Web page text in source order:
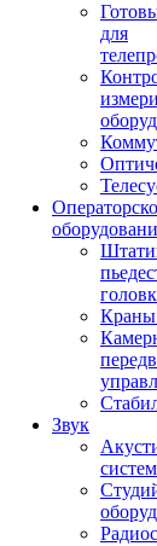
для
Краны
Звук